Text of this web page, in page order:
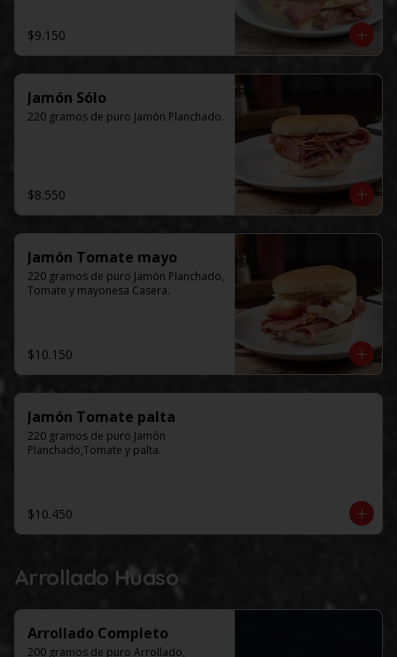
$9.150
Jamón Sólo
220 gramos de puro Jamón Planchado.
$8.550
Jamón Tomate mayo
220 gramos de puro Jamón Planchado,
Tomate y mayonesa Casera.
$10.150
Jamón Tomate palta
220 gramos de puro Jamón
Planchado,Tomate y palta.
$10.450
Arrollado Huaso
Arrollado Completo
200 gramos de puro Arrollado,